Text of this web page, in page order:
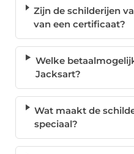
Zijn de schilderijen
van een certificaat?
Welke
Jacksart?
Wat maakt de
speciaal?